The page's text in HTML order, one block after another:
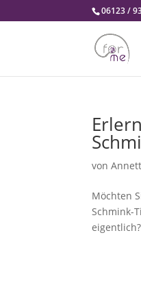
06123 /
von
Möchten
Schmink-